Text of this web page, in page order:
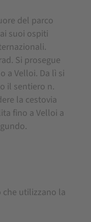
del parco
suoi ospiti
Si prosegue
a Velloi. Da lì si
il sentiero n.
la cestovia
fino a Velloi a
che utilizzano la